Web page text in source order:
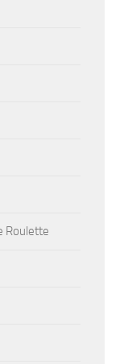
Roulette